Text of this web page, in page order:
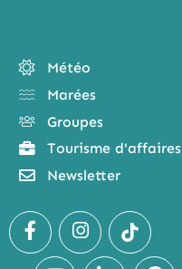
Météo
Marées
Groupes
Tourisme d'affaires
Newsletter